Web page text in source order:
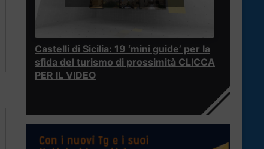
Castelli di Sicilia: 19 ‘mini guide’ per la
sfida del turismo di prossimità CLICCA
PER IL VIDEO